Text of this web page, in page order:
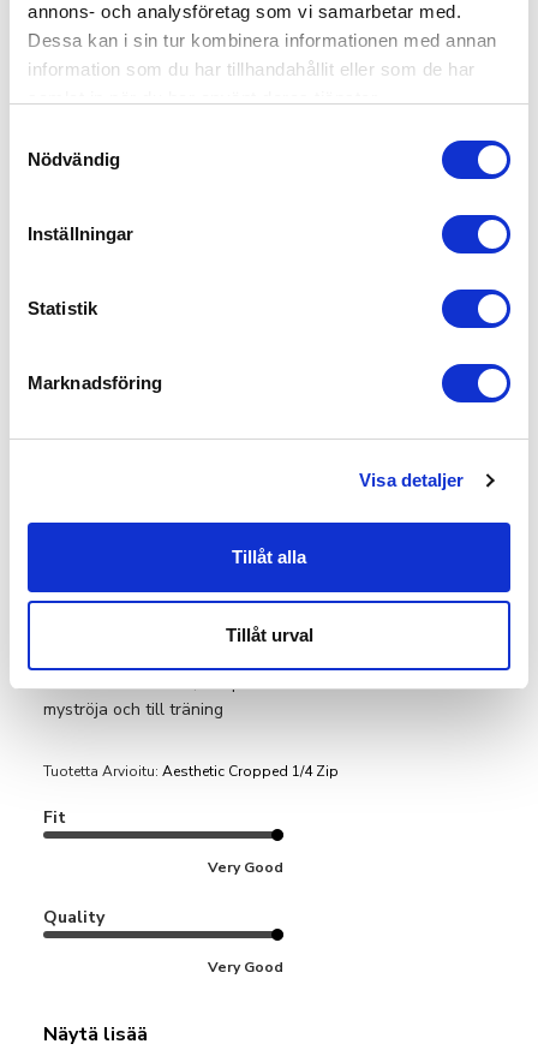
annons- och analysföretag som vi samarbetar med.
Dessa kan i sin tur kombinera informationen med annan
information som du har tillhandahållit eller som de har
Nödvändig
Inställningar
Statistik
Marknadsföring
Visa detaljer
Tillåt alla
Tillåt urval
Tuotetta Arvioitu: Aesthetic Cropped 1/4 Zip
Näytä lisää
Var den här recensionen användbar?
0
Jätte skönt material, bra passform. Funkar både som
myströja och till träning
Tuotetta Arvioitu: Aesthetic Cropped 1/4 Zip
Fit
Very Good
Quality
Very Good
Näytä lisää